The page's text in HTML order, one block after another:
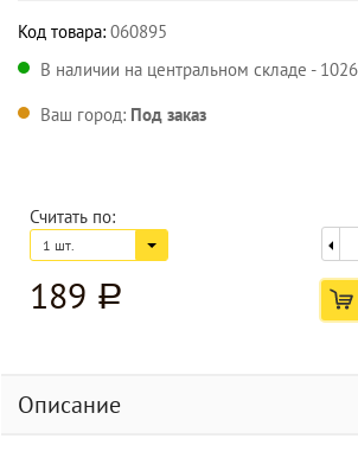
Код товара: 060895
В наличии на центральном складе -
Ваш город: Под заказ
Считать по:
1 шт.
189 a
Описание